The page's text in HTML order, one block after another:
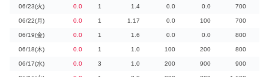
06/23(火) 0.0 1 1.4 0.0 0.0 700
06/22(月) 0.0 1 1.17 0.0 100 700
06/19(金) 0.0 1 1.6 0.0 0.0 800
06/18(木) 0.0 1 1.0 100 200 800
06/17(水) 0.0 3 1.0 200 900 900